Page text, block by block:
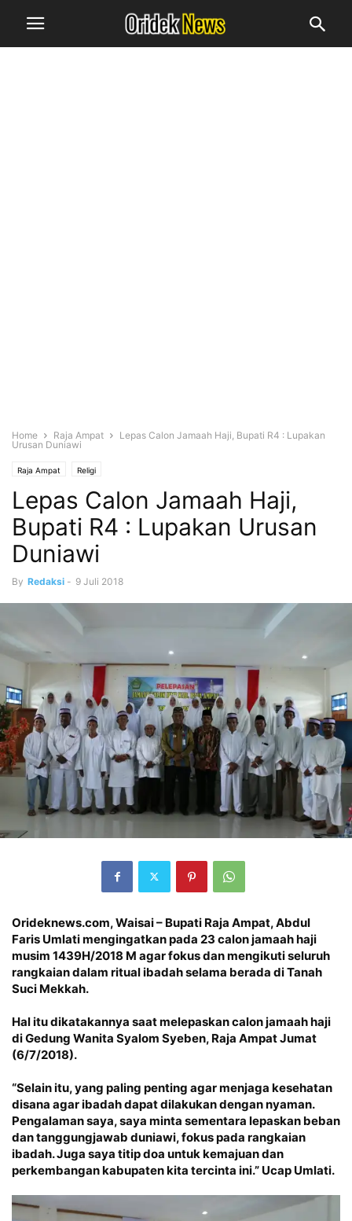
Home Raja Ampat
Lepas Calon Jamaah Haji, Bupati R4 : Lupakan
Urusan Duniawi
Raja Ampat Religi
Lepas Calon Jamaah Haji,
Bupati R4 : Lupakan Urusan
Duniawi
By Redaksi - 9 Juli 2018
Orideknews.com, Waisai – Bupati Raja Ampat, Abdul
Faris Umlati mengingatkan pada 23 calon jamaah haji
musim 1439H/2018 M agar fokus dan mengikuti seluruh
rangkaian dalam ritual ibadah selama berada di Tanah
Suci Mekkah.
Hal itu dikatakannya saat melepaskan calon jamaah haji
di Gedung Wanita Syalom Syeben, Raja Ampat Jumat
(6/7/2018).
“Selain itu, yang paling penting agar menjaga kesehatan
disana agar ibadah dapat dilakukan dengan nyaman.
Pengalaman saya, saya minta sementara lepaskan beban
dan tanggungjawab duniawi, fokus pada rangkaian
ibadah. Juga saya titip doa untuk kemajuan dan
perkembangan kabupaten kita tercinta ini.” Ucap Umlati.